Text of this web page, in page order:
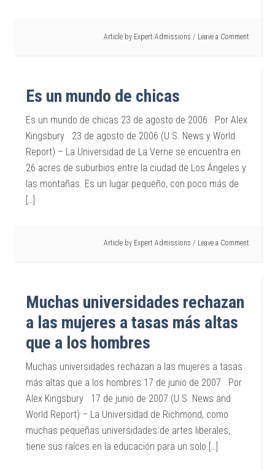
Article by Expert Admissions Leave a Comment
Es un mundo de chicas
Es un mundo de chicas 23 de agosto de 2006 Por Alex
Kingsbury 23 de agosto de 2006 (U.S. News y World
Report) – La Universidad de La Verne se encuentra en
26 acres de suburbios entre la ciudad de Los Ángeles y
las montañas. Es un lugar pequeño, con poco más de
[…]
Article by Expert Admissions Leave a Comment
Muchas universidades rechazan
a las mujeres a tasas más altas
que a los hombres
Muchas universidades rechazan a las mujeres a tasas
más altas que a los hombres 17 de junio de 2007 Por
Alex Kingsbury 17 de junio de 2007 (U.S. News and
World Report) – La Universidad de Richmond, como
muchas pequeñas universidades de artes liberales,
tiene sus raíces en la educación para un solo […]